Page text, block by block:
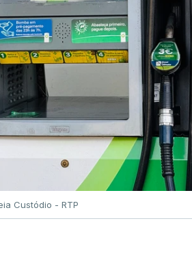
Custódio - RTP